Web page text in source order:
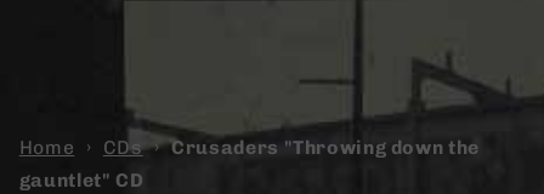
Home › CDs › Crusaders "Throwing down the
gauntlet" CD